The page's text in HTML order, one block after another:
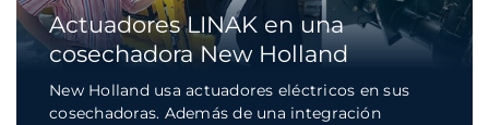
Actuadores LINAK en una
cosechadora New Holland
New Holland usa actuadores eléctricos en sus
cosechadoras. Además de una integración